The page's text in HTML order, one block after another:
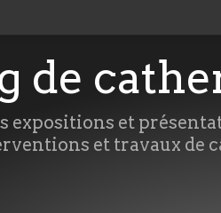
de
expositions et
et travaux de